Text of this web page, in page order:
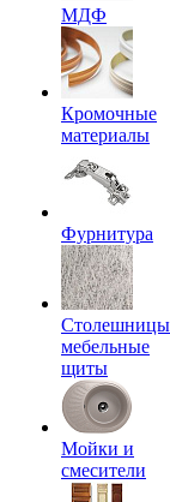
МДФ
Кромочные
материалы
Фурнитура
мебельные
щиты
Мойки и
смесители